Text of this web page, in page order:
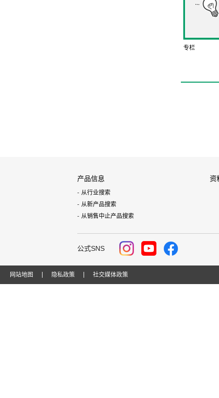
专栏
产品信息
从行业搜索
从新产品搜索
从销售中止产品搜索
资
公式SNS
网站地图 隐私政策 社交媒体政策